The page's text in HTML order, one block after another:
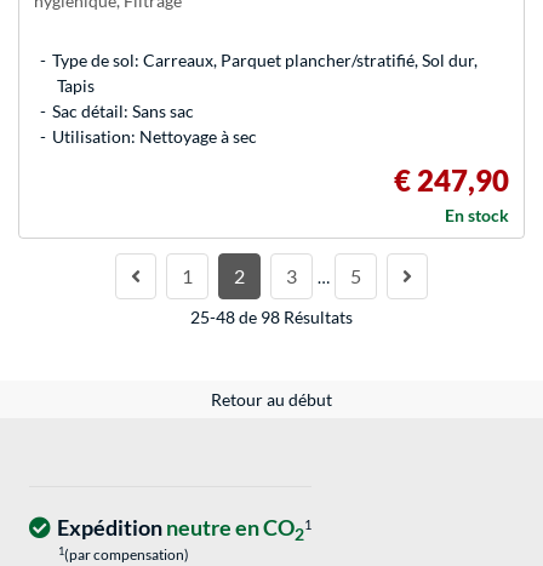
Type de sol: Carreaux, Parquet plancher/stratifié, Sol dur,
Tapis
Sac détail: Sans sac
Utilisation: Nettoyage à sec
€ 247,90
En stock
1 2 3 … 5
25-48 de 98 Résultats
Retour au début
Expéditionneutre en CO21
1(par compensation)